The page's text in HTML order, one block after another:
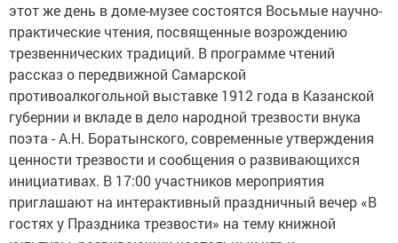
этот же день в доме-музее состоятся Восьмые научно-
практические чтения, посвященные возрождению
трезвеннических традиций. В программе чтений
рассказ о передвижной Самарской
противоалкогольной выставке 1912 года в Казанской
губернии и вкладе в дело народной трезвости внука
поэта - А.Н. Боратынского, современные утверждения
ценности трезвости и сообщения о развивающихся
инициативах. В 17:00 участников мероприятия
приглашают на интерактивный праздничный вечер «В
гостях у Праздника трезвости» на тему книжной